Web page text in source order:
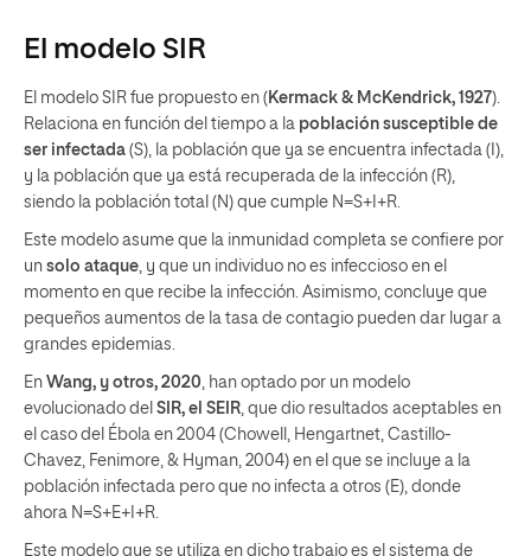
El modelo SIR
El modelo SIR fue propuesto en (Kermack & McKendrick, 1927).
Relaciona en función del tiempo a la población susceptible de
ser infectada (S), la población que ya se encuentra infectada (I),
y la población que ya está recuperada de la infección (R),
siendo la población total (N) que cumple N=S+I+R.
Este modelo asume que la inmunidad completa se confiere por
un solo ataque , y que un individuo no es infeccioso en el
momento en que recibe la infección. Asimismo, concluye que
pequeños aumentos de la tasa de contagio pueden dar lugar a
grandes epidemias.
En Wang, y otros, 2020 , han optado por un modelo
evolucionado del SIR, el SEIR , que dio resultados aceptables en
el caso del Ébola en 2004 (Chowell, Hengartnet, Castillo-
Chavez, Fenimore, & Hyman, 2004) en el que se incluye a la
población infectada pero que no infecta a otros (E), donde
ahora N=S+E+I+R.
Este modelo que se utiliza en dicho trabajo es el sistema de